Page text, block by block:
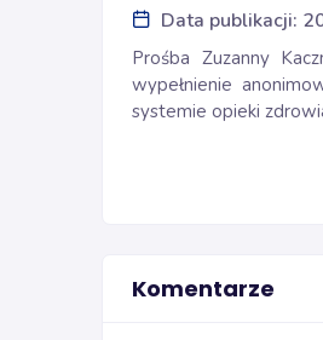
Data publikacji:
Prośba Zuzanny
wypełnienie
systemie opieki
Komentarze